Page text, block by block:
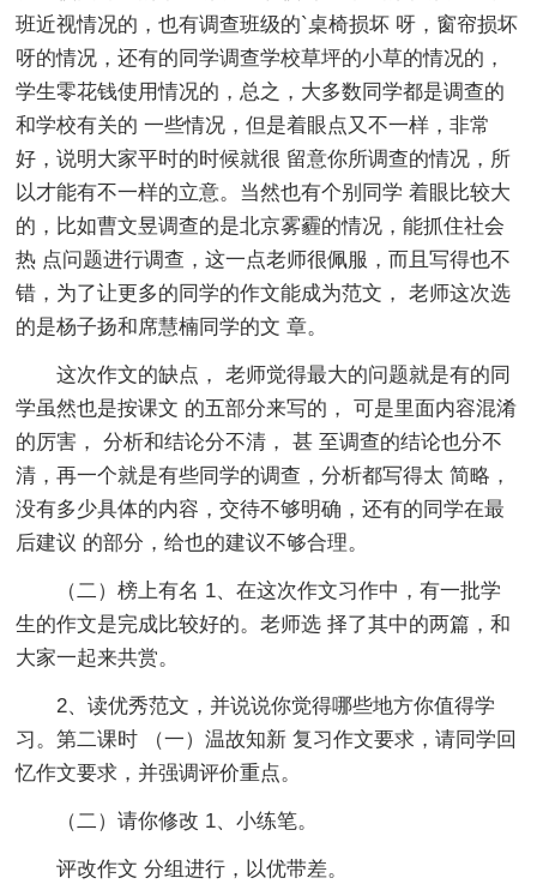
班近视情况的，也有调查班级的`桌椅损坏 呀，窗帘损坏
呀的情况，还有的同学调查学校草坪的小草的情况的，
学生零花钱使用情况的，总之，大多数同学都是调查的
和学校有关的 一些情况，但是着眼点又不一样，非常
好，说明大家平时的时候就很 留意你所调查的情况，所
以才能有不一样的立意。当然也有个别同学 着眼比较大
的，比如曹文昱调查的是北京雾霾的情况，能抓住社会
热 点问题进行调查，这一点老师很佩服，而且写得也不
错，为了让更多的同学的作文能成为范文， 老师这次选
的是杨子扬和席慧楠同学的文 章。
这次作文的缺点， 老师觉得最大的问题就是有的同
学虽然也是按课文 的五部分来写的， 可是里面内容混淆
的厉害， 分析和结论分不清， 甚 至调查的结论也分不
清，再一个就是有些同学的调查，分析都写得太 简略，
没有多少具体的内容，交待不够明确，还有的同学在最
后建议 的部分，给也的建议不够合理。
（二）榜上有名 1、在这次作文习作中，有一批学
生的作文是完成比较好的。老师选 择了其中的两篇，和
大家一起来共赏。
2、读优秀范文，并说说你觉得哪些地方你值得学
习。第二课时 （一）温故知新 复习作文要求，请同学回
忆作文要求，并强调评价重点。
（二）请你修改 1、小练笔。
评改作文 分组进行，以优带差。